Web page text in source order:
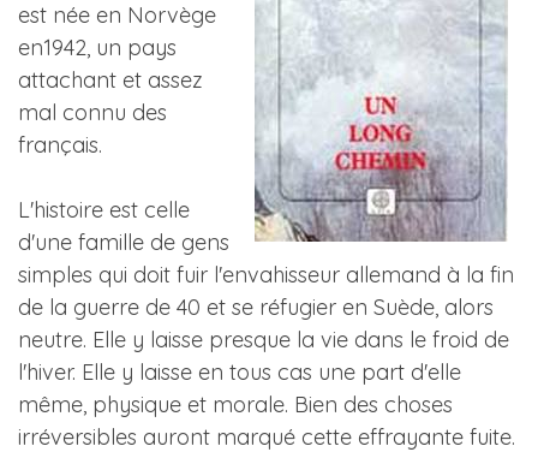
est née en Norvège
en1942, un pays
attachant et assez
mal connu des
français.
L'histoire est celle
d'une famille de gens
simples qui doit fuir l'envahisseur allemand à la fin
de la guerre de 40 et se réfugier en Suède, alors
neutre. Elle y laisse presque la vie dans le froid de
l'hiver. Elle y laisse en tous cas une part d'elle
même, physique et morale. Bien des choses
irréversibles auront marqué cette effrayante fuite.